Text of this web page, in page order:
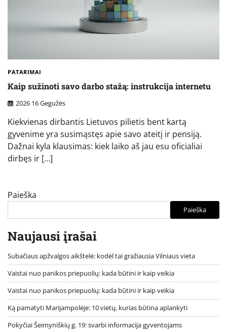
PATARIMAI
Kaip sužinoti savo darbo stažą: instrukcija internetu
2026 16 Gegužės
Kiekvienas dirbantis Lietuvos pilietis bent kartą
gyvenime yra susimąstęs apie savo ateitį ir pensiją.
Dažnai kyla klausimas: kiek laiko aš jau esu oficialiai
dirbęs ir […]
Paieška
Paieška
Naujausi įrašai
Subačiaus apžvalgos aikštelė: kodėl tai gražiausia Vilniaus vieta
Vaistai nuo panikos priepuolių: kada būtini ir kaip veikia
Vaistai nuo panikos priepuolių: kada būtini ir kaip veikia
Ką pamatyti Marijampolėje: 10 vietų, kurias būtina aplankyti
Pokyčiai Šeimyniškių g. 19: svarbi informacija gyventojams